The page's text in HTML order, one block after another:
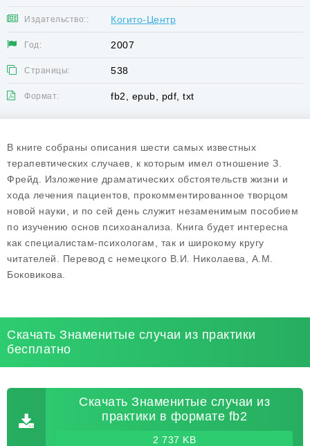
Издательство:: Когито-Центр
Год: 2007
Страницы: 538
Формат: fb2, epub, pdf, txt
В книге собраны описания шести самых известных
терапевтических случаев, к которым имел отношение З.
Фрейд. Изложение драматических обстоятельств жизни и
хода лечения пациентов, прокомментированное творцом
новой науки, и по сей день служит незаменимым пособием
по изучению основ психоанализа. Книга будет интересна
как специалистам-психологам, так и широкому кругу
читателей. Перевод с немецкого В.И. Николаева, А.М.
Боковикова.
Скачать Знаменитые случаи из практики
бесплатно
Скачать Знаменитые случаи из
практики в формате fb2
2 737 KB